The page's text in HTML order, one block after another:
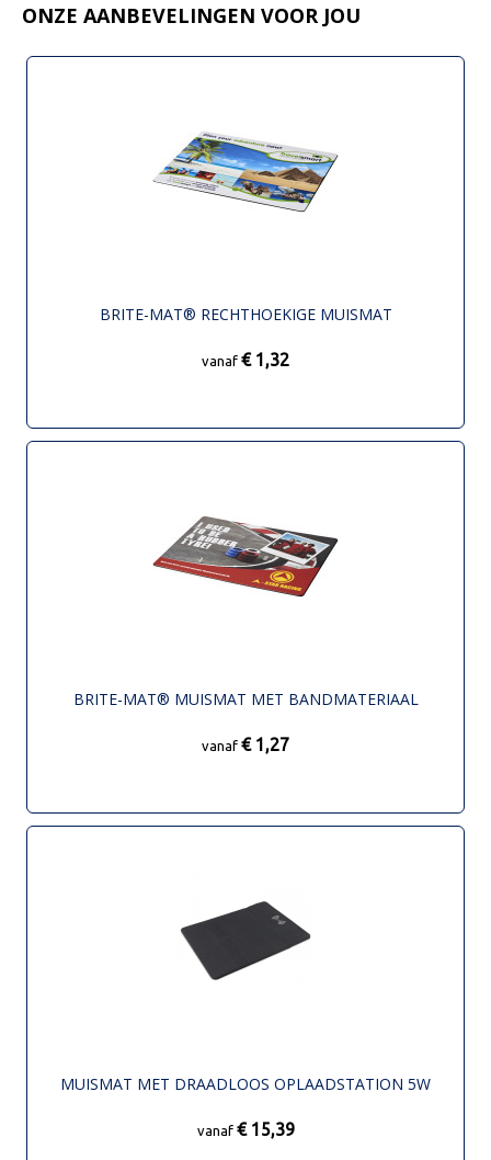
ONZE AANBEVELINGEN VOOR JOU
BRITE-MAT® RECHTHOEKIGE MUISMAT
vanaf € 1,32
BRITE-MAT® MUISMAT MET BANDMATERIAAL
vanaf € 1,27
MUISMAT MET DRAADLOOS OPLAADSTATION 5W
vanaf € 15,39